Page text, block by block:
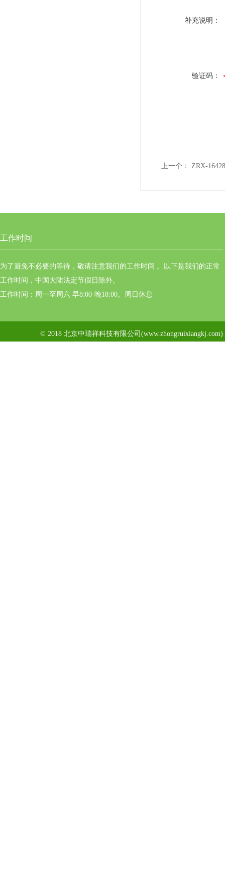
补充说明：
验证码：
上一个： ZRX-
工作时间
为了避免不必要的等待，敬请注意我们的工作时间 。以下是我们的正常
工作时间，中国大陆法定节假日除外。
工作时间：周一至周六 早8:00-晚18:00。周日休息
© 2018 北京中瑞祥科技有限公司